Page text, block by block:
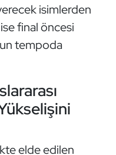
isimlerden
final öncesi
tempoda
elde edilen